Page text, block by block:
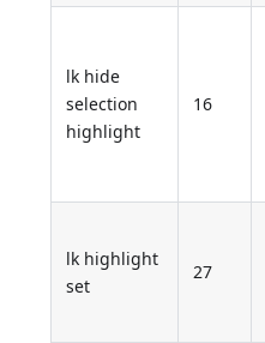
lk hide
selection
highlight
16
lk highlight
set
27